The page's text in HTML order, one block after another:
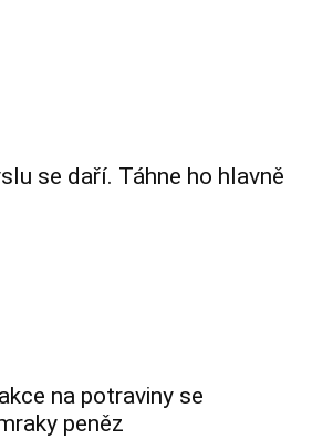
se daří. Táhne ho hlavně
na potraviny se
peněz